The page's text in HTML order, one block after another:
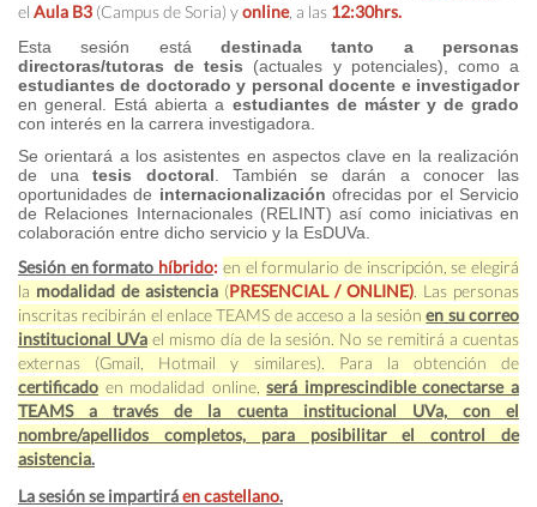
el Aula B3 (Campus de Soria) yonline, a las 12:30hrs.
Esta sesión está destinada tanto a personas
directoras/tutoras de tesis (actuales y potenciales), como a
estudiantes de doctorado y personal docente e investigador
en general. Está abierta a estudiantes de máster y de grado
con interés en la carrera investigadora.
Se orientará a los asistentes en aspectos clave en la realización
de unatesis doctoral . También se darán a conocer las
oportunidades de internacionalizaciónofrecidas por el Servicio
de Relaciones Internacionales (RELINT) así como iniciativas en
colaboración entre dicho servicio y la EsDUVa.
Sesión en formato híbrido: en el formulario de inscripción, se elegirá
la modalidad de asistencia (PRESENCIAL / ONLINE) . Las personas
inscritas recibirán el enlace TEAMS de acceso a la sesiónen su correo
institucional UVa el mismo día de la sesión. No se remitirá a cuentas
externas (Gmail, Hotmail y similares). Para la obtención de
certificado en modalidad online, será imprescindible conectarse a
TEAMS a través de la cuenta institucional UVa, con el
nombre/apellidos completos, para posibilitar el control de
asistencia.
La sesión se impartiráen castellano.